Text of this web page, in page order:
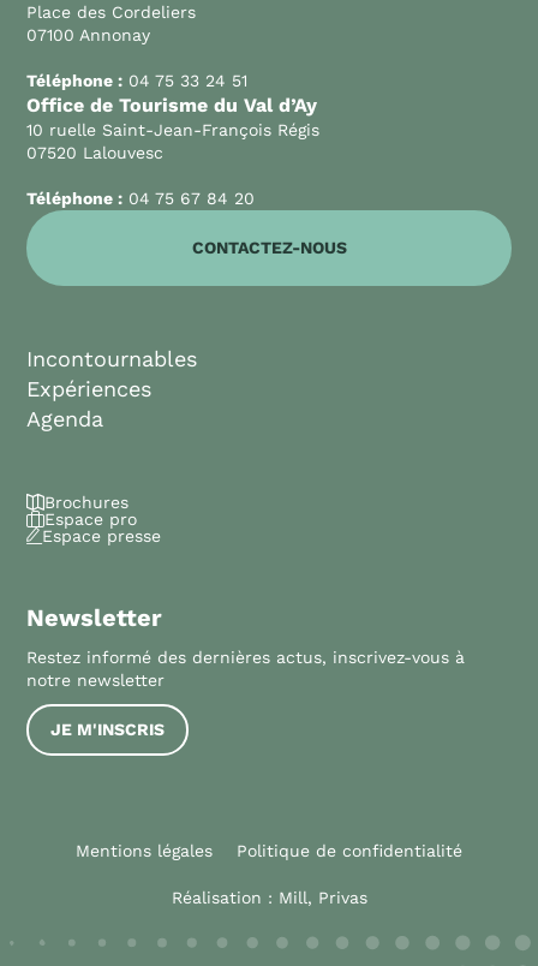
Place des Cordeliers
07100 Annonay
Téléphone : 04 75 33 24 51
Office de Tourisme du Val d’Ay
10 ruelle Saint-Jean-François Régis
07520 Lalouvesc
Téléphone : 04 75 67 84 20
CONTACTEZ-NOUS
Incontournables
Expériences
Agenda
Brochures
Espace pro
Espace presse
Newsletter
Restez informé des dernières actus, inscrivez-vous à
notre newsletter
JE M'INSCRIS
Mentions légales Politique de confidentialité
Réalisation : Mill, Privas